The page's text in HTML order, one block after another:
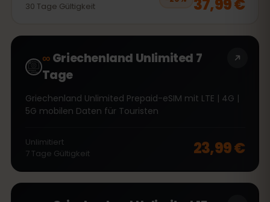
30 Tage Gültigkeit 37,99 €
∞Griechenland Unlimited 7
Tage
Griechenland Unlimited Prepaid-eSIM mit LTE | 4G |
5G mobilen Daten für Touristen
Unlimitiert
7 Tage Gültigkeit 23,99 €